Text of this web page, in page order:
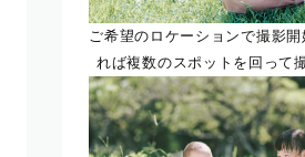
ご希望のロケーションで撮影
れば複数のスポットを回って